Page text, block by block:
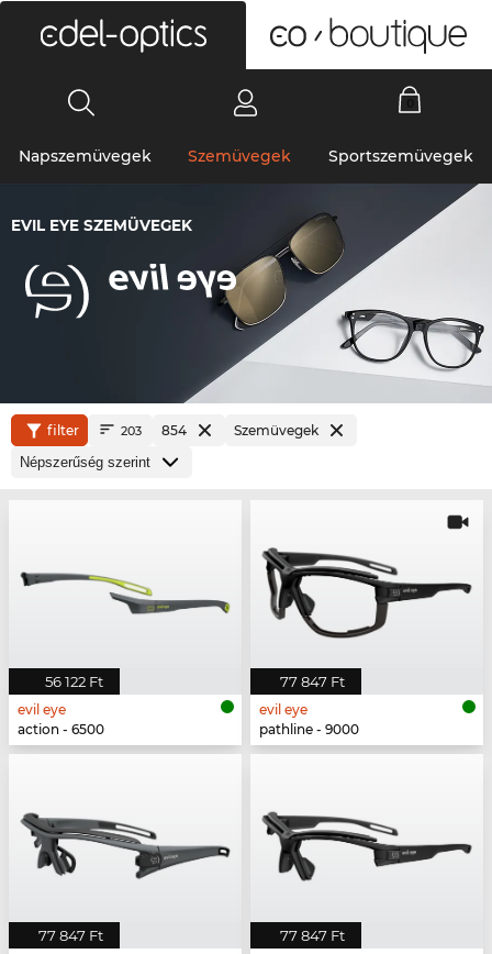
Napszemüvegek Szemüvegek Sportszemüvegek
EVIL EYE SZEMÜVEGEK
filter 203 854 Szemüvegek
56 122 Ft
evil eye
action - 6500
77 847 Ft
evil eye
pathline - 9000
77 847 Ft 77 847 Ft